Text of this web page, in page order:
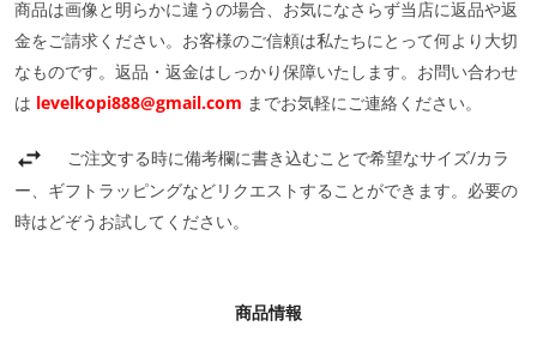
商品は画像と明らかに違うの場合、お気になさらず当店に返品や返
金をご請求ください。お客様のご信頼は私たちにとって何より大切
なものです。返品・返金はしっかり保障いたします。お問い合わせ
は levelkopi888@gmail.com までお気軽にご連絡ください。
ご注文する時に備考欄に書き込むことで希望なサイズ/カラ
ー、ギフトラッピングなどリクエストすることができます。必要の
時はどぞうお試してください。
商品情報